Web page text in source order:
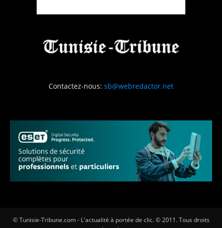
Contactez-nous: sb@webredactor.net
© Tunisie-Tribune.com - L'actualité à portée de clic. © 2011. Tous droits